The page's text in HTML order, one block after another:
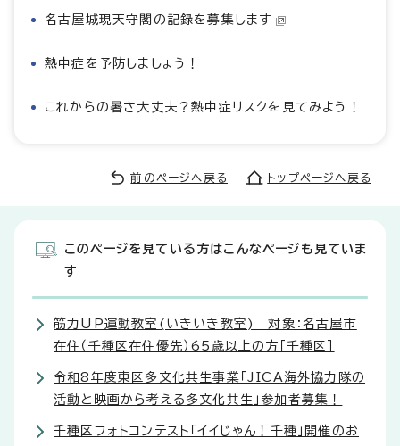
名古屋城現天守閣の記録を募集します
熱中症を予防しましょう！
これからの暑さ大丈夫？熱中症リスクを見てみよう！
前のページへ戻る トップページへ戻る
このページを見ている方はこんなページも見ていま
す
筋力UP運動教室(いきいき教室) 対象：名古屋市
在住（千種区在住優先）65歳以上の方［千種区］
令和8年度東区多文化共生事業「JICA海外協力隊の
活動と映画から考える多文化共生」参加者募集！
千種区フォトコンテスト「イイじゃん！千種」開催のお